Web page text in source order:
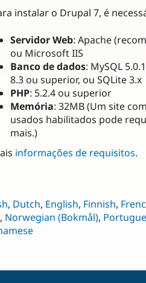
instalar o Drupal 7, é
Servidor Web: Apache
ou Microsoft IIS
Banco de dados: MySQL
8.3 ou superior, ou SQLite 3.x
PHP: 5.2.4 ou superior
Memória: 32MB (Um site
usados habilitados pode
mais.)
informações de requisitos.
, Dutch, English, Finnish,
, Norwegian (Bokmål),